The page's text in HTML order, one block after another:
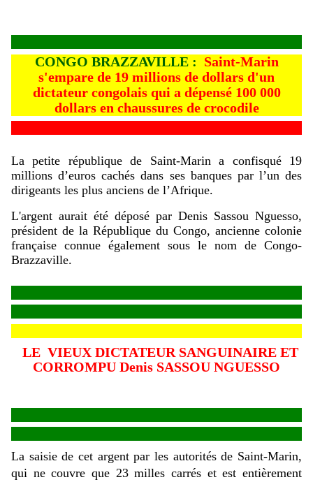
CONGO BRAZZAVILLE : Saint-Marin
s'empare de 19 millions de dollars d'un
dictateur congolais qui a dépensé 100 000
dollars en chaussures de crocodile
La petite république de Saint-Marin a confisqué 19
millions d’euros cachés dans ses banques par l’un des
dirigeants les plus anciens de l’Afrique.
L'argent aurait été déposé par Denis Sassou Nguesso,
président de la République du Congo, ancienne colonie
française connue également sous le nom de Congo-
Brazzaville.
LE VIEUX DICTATEUR SANGUINAIRE ET
CORROMPU Denis SASSOU NGUESSO
La saisie de cet argent par les autorités de Saint-Marin,
qui ne couvre que 23 milles carrés et est entièrement